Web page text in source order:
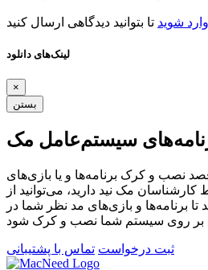
وارد شوید
لینک‌های دانلود
×
بستن
سیستم‌عامل مک
نصب و کرک برنامه‌ها و یا بازی‌های
مک نید دارید، می‌توانید از
تا برنامه‌ها و بازی‌های مد نظر شما در
ثبت درخواست تماس با پشتیبانی